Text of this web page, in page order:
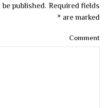
published. Required fields
are marked
*
Comment